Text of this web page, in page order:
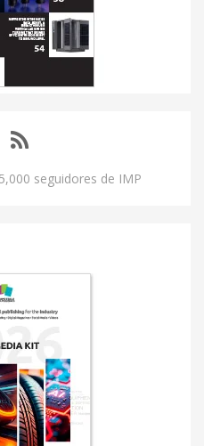
seguidores de IMP